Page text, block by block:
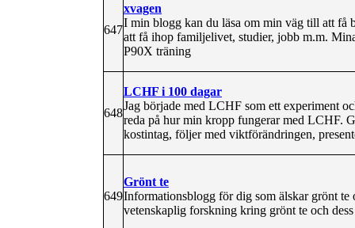
647
xvagen
I min blogg kan du läsa om min väg till att få
att få ihop familjelivet, studier, jobb m.m.
P90X träning
648
LCHF i 100 dagar
Jag började med LCHF som ett experiment
reda på hur min kropp fungerar med LCHF.
kostintag, följer med viktförändringen,
649
Grönt te
Informationsblogg för dig som älskar grönt te
vetenskaplig forskning kring grönt te och